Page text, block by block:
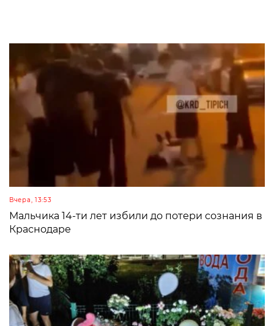
Вчера, 13:53
Мальчика 14-ти лет избили до потери сознания в
Краснодаре